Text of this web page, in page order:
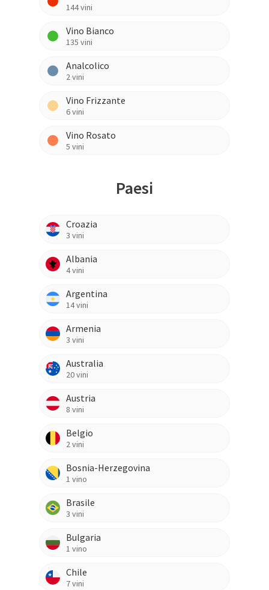
144vini
Vino Bianco
135 vini
Analcolico
2vini
Vino Frizzante
6vini
Vino Rosato
5 vini
Paesi
Croazia
3 vini
Albania
4vini
Argentina
14vini
Armenia
3 vini
Australia
20vini
Austria
8 vini
Belgio
2vini
Bosnia-Herzegovina
1 vino
Brasile
3 vini
Bulgaria
1 vino
Chile
7vini